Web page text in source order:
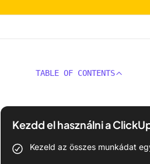
TABLE OF CONTENTS
Kezdd el használni a
Kezeld az összes munkádat